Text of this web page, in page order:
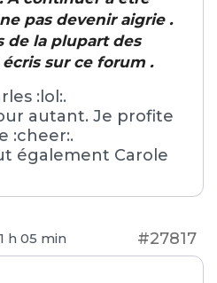
pas devenir aigrie .
de la plupart des
sur ce forum .
:lol:.
autant. Je profite
:cheer:.
également Carole
h 05 min #27817